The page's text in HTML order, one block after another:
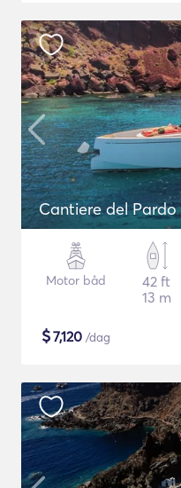
Cantiere del Pardo
Motor båd
42 ft
13 m
$7,120 /dag